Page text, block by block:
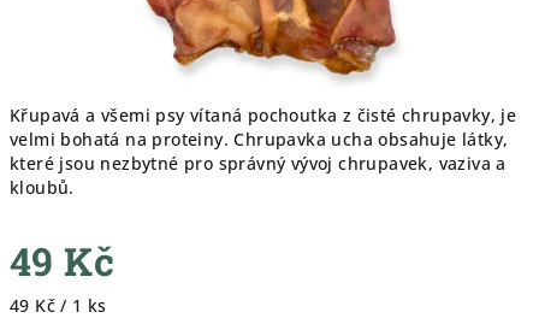
Křupavá a všemi psy vítaná pochoutka z čisté chrupavky, je
velmi bohatá na proteiny. Chrupavka ucha obsahuje látky,
které jsou nezbytné pro správný vývoj chrupavek, vaziva a
kloubů.
49 Kč
Měrná
49 Kč / 1 ks